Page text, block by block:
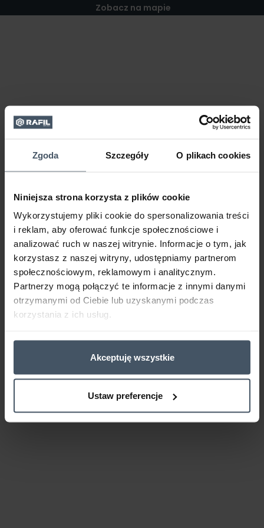
Zgoda Szczegóły O plikach cookies
Niniejsza strona korzysta z plików cookie
Wykorzystujemy pliki cookie do spersonalizowania treści
i reklam, aby oferować funkcje społecznościowe i
analizować ruch w naszej witrynie. Informacje o tym, jak
korzystasz z naszej witryny, udostępniamy partnerom
społecznościowym, reklamowym i analitycznym.
Partnerzy mogą połączyć te informacje z innymi danymi
otrzymanymi od Ciebie lub uzyskanymi podczas
korzystania z ich usług.
Akceptuję wszystkie
Ustaw preferencje
Zobacz na mapie